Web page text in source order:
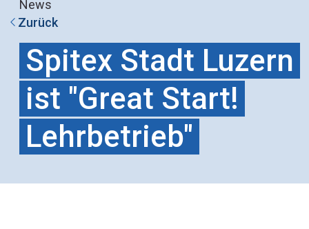
News
Zurück
Spitex Stadt Luzern
ist "Great Start!
Lehrbetrieb"